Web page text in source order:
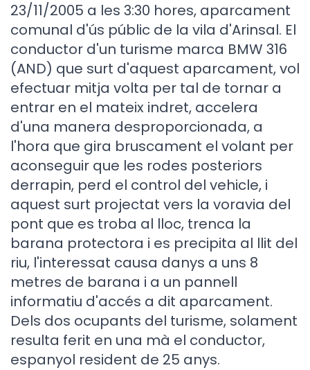
23/11/2005 a les 3:30 hores, aparcament
comunal d'ús públic de la vila d'Arinsal. El
conductor d'un turisme marca BMW 316
(AND) que surt d'aquest aparcament, vol
efectuar mitja volta per tal de tornar a
entrar en el mateix indret, accelera
d'una manera desproporcionada, a
l'hora que gira bruscament el volant per
aconseguir que les rodes posteriors
derrapin, perd el control del vehicle, i
aquest surt projectat vers la voravia del
pont que es troba al lloc, trenca la
barana protectora i es precipita al llit del
riu, l'interessat causa danys a uns 8
metres de barana i a un pannell
informatiu d'accés a dit aparcament.
Dels dos ocupants del turisme, solament
resulta ferit en una mà el conductor,
espanyol resident de 25 anys.